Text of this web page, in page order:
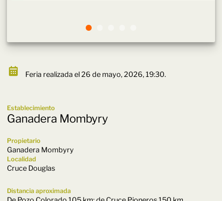
Feria realizada el 26 de mayo, 2026, 19:30.
Establecimiento
Ganadera Mombyry
Propietario
Ganadera Mombyry
Localidad
Cruce Douglas
Distancia aproximada